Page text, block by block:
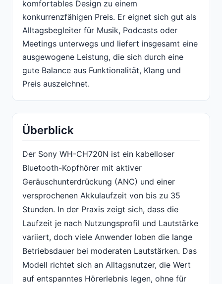
komfortables Design zu einem
konkurrenzfähigen Preis. Er eignet sich gut als
Alltagsbegleiter für Musik, Podcasts oder
Meetings unterwegs und liefert insgesamt eine
ausgewogene Leistung, die sich durch eine
gute Balance aus Funktionalität, Klang und
Preis auszeichnet.
Überblick
Der Sony WH-CH720N ist ein kabelloser
Bluetooth-Kopfhörer mit aktiver
Geräuschunterdrückung (ANC) und einer
versprochenen Akkulaufzeit von bis zu 35
Stunden. In der Praxis zeigt sich, dass die
Laufzeit je nach Nutzungsprofil und Lautstärke
variiert, doch viele Anwender loben die lange
Betriebsdauer bei moderaten Lautstärken. Das
Modell richtet sich an Alltagsnutzer, die Wert
auf entspanntes Hörerlebnis legen, ohne für